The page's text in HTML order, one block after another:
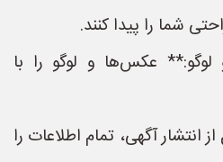
شما را پیدا کنند.
عکس‌ها و لوگو را با
انتشار آگهی، تمام اطلاعات را